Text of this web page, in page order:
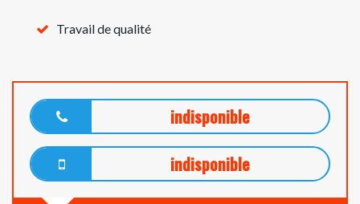
Travail de qualité
indisponible
indisponible